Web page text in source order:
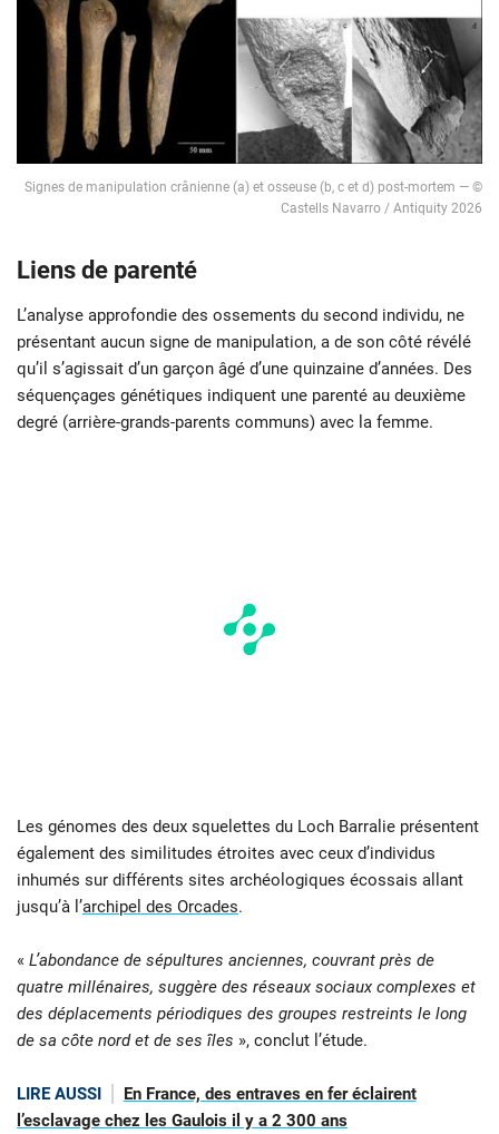
Signes de manipulation crânienne (a) et osseuse (b, c et d) post-mortem — ©
Castells Navarro / Antiquity 2026
Liens de parenté
L’analyse approfondie des ossements du second individu, ne
présentant aucun signe de manipulation, a de son côté révélé
qu’il s’agissait d’un garçon âgé d’une quinzaine d’années. Des
séquençages génétiques indiquent une parenté au deuxième
degré (arrière-grands-parents communs) avec la femme.
Les génomes des deux squelettes du Loch Barralie présentent
également des similitudes étroites avec ceux d’individus
inhumés sur différents sites archéologiques écossais allant
jusqu’à l’archipel des Orcades.
« L’abondance de sépultures anciennes, couvrant près de
quatre millénaires, suggère des réseaux sociaux complexes et
des déplacements périodiques des groupes restreints le long
de sa côte nord et de ses îles », conclut l’étude.
LIRE AUSSI
En France, des entraves en fer éclairent
l’esclavage chez les Gaulois il y a 2 300 ans